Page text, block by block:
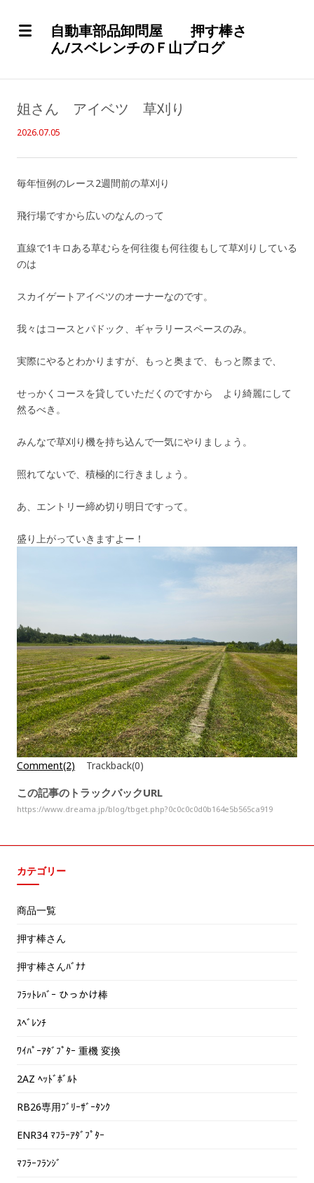
自動車部品卸問屋 押す棒さ
ん/スベレンチのＦ山ブログ
姐さん アイベツ 草刈り
2026.07.05
毎年恒例のレース2週間前の草刈り
飛行場ですから広いのなんのって
直線で1キロある草むらを何往復も何往復もして草刈りしている
のは
スカイゲートアイベツのオーナーなのです。
我々はコースとパドック、ギャラリースペースのみ。
実際にやるとわかりますが、もっと奥まで、もっと際まで、
せっかくコースを貸していただくのですから より綺麗にして
然るべき。
みんなで草刈り機を持ち込んで一気にやりましょう。
照れてないで、積極的に行きましょう。
あ、エントリー締め切り明日ですって。
盛り上がっていきますよー！
Comment(2) Trackback(0)
この記事のトラックバックURL
https://www.dreama.jp/blog/tbget.php?0c0c0c0d0b164e5b565ca919
カテゴリー
商品一覧
押す棒さん
押す棒さんﾊﾞﾅﾅ
ﾌﾗｯﾄﾚﾊﾞｰ ひっかけ棒
ｽﾍﾞﾚﾝﾁ
ﾜｲﾊﾟｰｱﾀﾞﾌﾟﾀｰ 重機 変換
2AZ ﾍｯﾄﾞﾎﾞﾙﾄ
RB26専用ﾌﾞﾘｰｻﾞｰﾀﾝｸ
ENR34 ﾏﾌﾗｰｱﾀﾞﾌﾟﾀｰ
ﾏﾌﾗｰﾌﾗﾝｼﾞ